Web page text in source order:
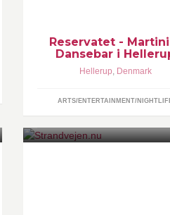
Reservatet -
Dansebar i
Hellerup, Denmark
ARTS/ENTERTAINMENT/